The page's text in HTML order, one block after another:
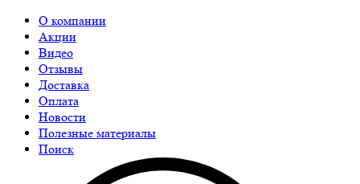
О компании
Акции
Видео
Отзывы
Доставка
Оплата
Новости
Полезные материалы
Поиск